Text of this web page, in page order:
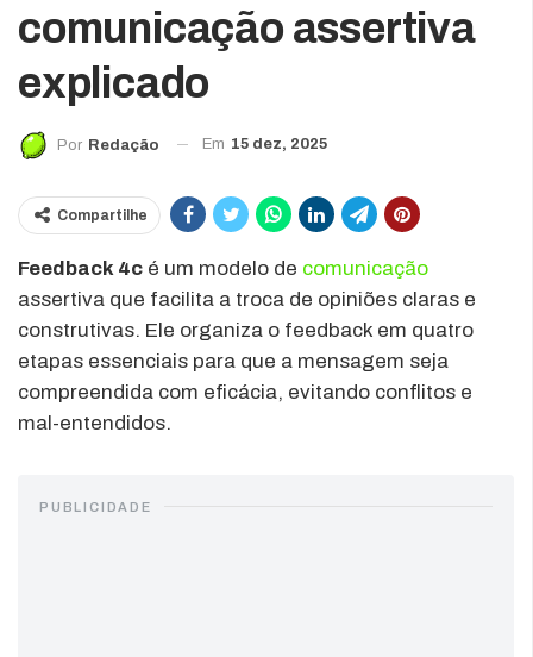
comunicação assertiva
explicado
Por Redação Em 15 dez, 2025
Compartilhe
Feedback 4c é um modelo de comunicação
assertiva que facilita a troca de opiniões claras e
construtivas. Ele organiza o feedback em quatro
etapas essenciais para que a mensagem seja
compreendida com eficácia, evitando conflitos e
mal-entendidos.
PUBLICIDADE